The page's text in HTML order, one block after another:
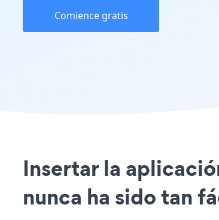
Comience gratis
Insertar la
nunca ha sido tan